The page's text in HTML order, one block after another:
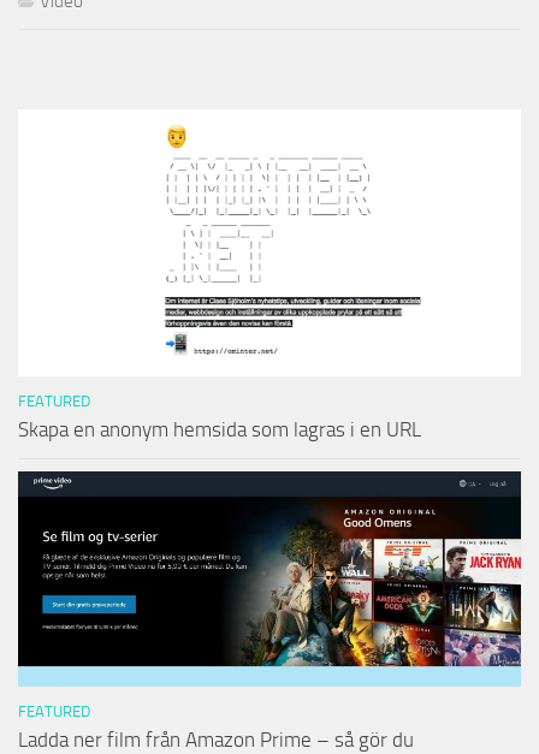
FEATURED
Skapa en anonym hemsida som lagras i en URL
FEATURED
Ladda ner film från Amazon Prime – så gör du